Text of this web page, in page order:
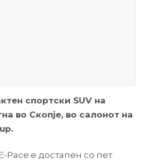
спортски SUV на
во Скопје, во салонот на
Pace е достапен со пет